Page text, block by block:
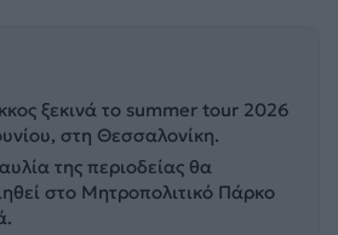
ξεκινά το summer tour 2026
στη Θεσσαλονίκη.
της περιοδείας θα
στο Μητροπολιτικό Πάρκο